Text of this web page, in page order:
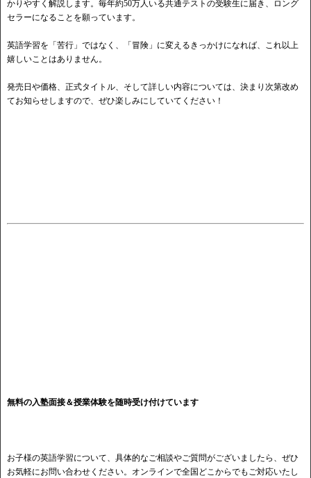
かりやすく解説します。毎年約50万人いる共通テストの受験生に届き、ロング
セラーになることを願っています。
英語学習を「苦行」ではなく、「冒険」に変えるきっかけになれば、これ以上
嬉しいことはありません。
発売日や価格、正式タイトル、そして詳しい内容については、決まり次第改め
てお知らせしますので、ぜひ楽しみにしていてください！
無料の入塾面接＆授業体験を随時受け付けています
お子様の英語学習について、具体的なご相談やご質問がございましたら、ぜひ
お気軽にお問い合わせください。オンラインで全国どこからでもご対応いたし